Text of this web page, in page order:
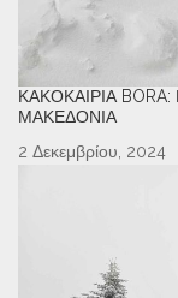
ΚΑΚΟΚΑΙΡΊΑ
ΜΑΚΕΔΟΝΊΑ
2 Δεκεμβρίου, 2024